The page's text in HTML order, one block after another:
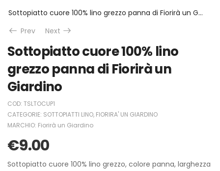
Sottopiatto cuore 100% lino grezzo panna di Fiorirà un Giardino
Prev
Next
Sottopiatto cuore 100% lino
grezzo panna di Fiorirà un
Giardino
COD: TSLTOCUP1
CATEGORIE: SOTTOPIATTI LINO, FIORIRA' UN GIARDINO
MARCHIO: Fiorirà un Giardino
€9.00
Sottopiatto cuore 100% lino grezzo, colore panna, larghezza